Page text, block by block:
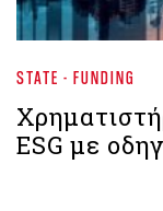
STATE - FUNDING
ESG με